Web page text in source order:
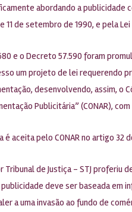
abordando a publicidade
11 de setembro de 1990, e pela
e o Decreto 57.590 foram
um projeto de lei requerendo
desenvolvendo, assim, o
Publicitária” (CONAR),
é aceita pelo CONAR no artigo
Tribunal de Justiça – STJ
deve ser baseada em
a uma invasão ao fundo de